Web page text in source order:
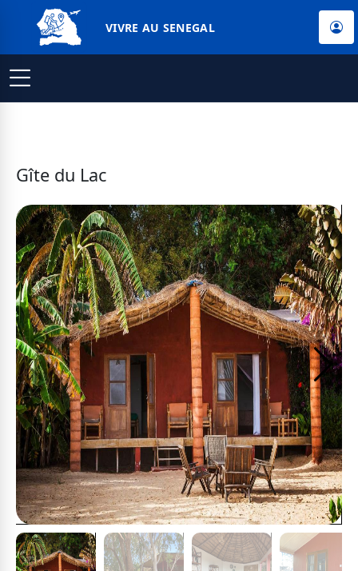
VIVRE AU SENEGAL
Gîte du Lac